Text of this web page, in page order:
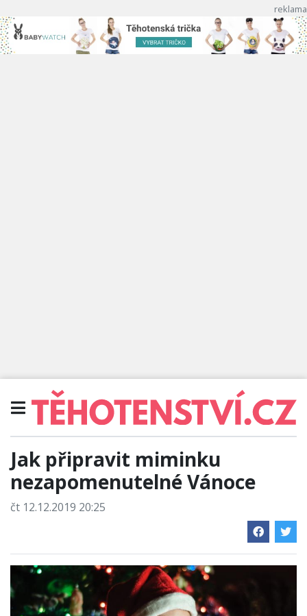
Jak připravit miminku
nezapomenutelné Vánoce
čt 12.12.2019 20:25